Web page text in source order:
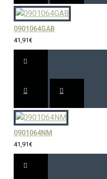
0901064GAB
41,91€
0901064NM
41,91€